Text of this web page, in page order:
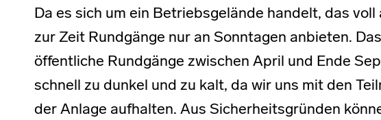
Da es sich um ein Betriebsgelände handelt, das
zur Zeit Rundgänge nur an Sonntagen anbieten.
öffentliche Rundgänge zwischen April und Ende
schnell zu dunkel und zu kalt, da wir uns mit den
der Anlage aufhalten. Aus Sicherheitsgründen